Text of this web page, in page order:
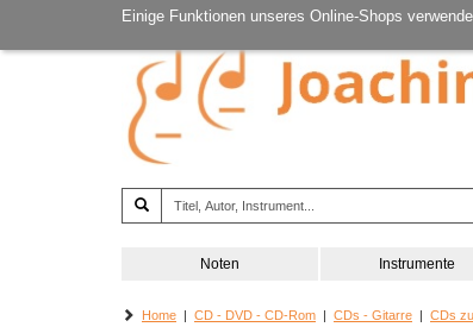
Einige Funktionen unseres Online-Shops
Noten Instrumente
Home | CD - DVD - CD-Rom | CDs - Gitarre | CDs